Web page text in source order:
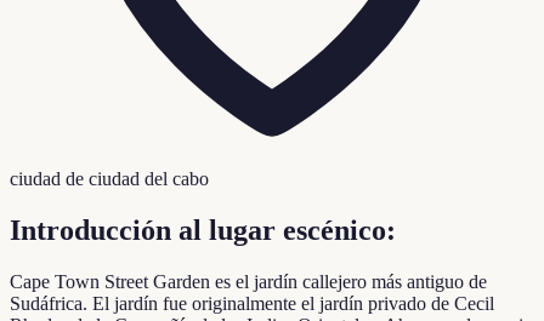
ciudad de ciudad del cabo
Introducción al lugar escénico:
Cape Town Street Garden es el jardín callejero más antiguo de
Sudáfrica. El jardín fue originalmente el jardín privado de Cecil